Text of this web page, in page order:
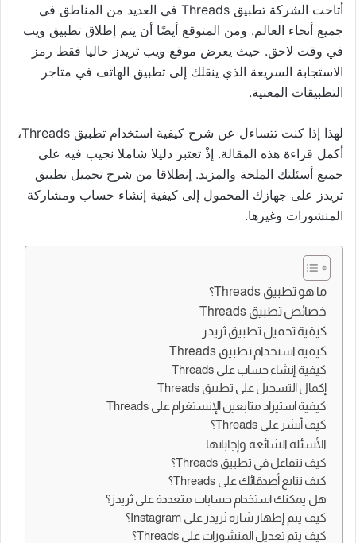
أتاحت الشركة تطبيق Threads في العديد من المناطق في
جميع أنحاء العالم. ومن المتوقع أيضًا أن يتم إطلاق تطبيق ويب
في وقت لاحق. حيث يعرض موقع ويب ثريدز حاليا فقط رمز
الاستجابة السريعة الذي ينقلك إلى تطبيق الهاتف في متاجر
التطبيقات المعنية.
لهذا إذا كنت تتساءل عن شرح كيفية استخدام تطبيق Threads،
أكمل قراءة هذه المقالة. إذْ تعتبر دليلا شاملا نجيب فيه على
جميع أسئلتك الملحة والمزيد. إنطلاقا من شرح تحميل تطبيق
ثريدز على جهازك المحمول إلى كيفية إنشاء حساب ومشاركة
المنشورات وغيرها.
ما هو تطبيق Threads؟
خصائص تطبيق Threads
كيفية تحميل تطبيق ثريدز
كيفية استخدام تطبيق Threads
كيفية إنشاء حساب على Threads
إكمال التسجيل على تطبيق Threads
كيفية استيراد متابعين الإنستغرام على Threads
كيف أنشر على Threads؟
الأسئلة الشائعة وإجاباتها
كيف تتفاعل في تطبيق Threads؟
كيف تتابع أصدقائك على Threads؟
هل يمكنك استخدام حسابات متعددة على ثريدز؟
كيف يتم إظهار شارة ثريدز على Instagram؟
كيف يتم تعديل المنشورات على Threads؟